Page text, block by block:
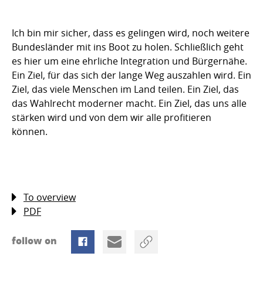
Ich bin mir sicher, dass es gelingen wird, noch weitere
Bundesländer mit ins Boot zu holen. Schließlich geht
es hier um eine ehrliche Integration und Bürgernähe.
Ein Ziel, für das sich der lange Weg auszahlen wird. Ein
Ziel, das viele Menschen im Land teilen. Ein Ziel, das
das Wahlrecht moderner macht. Ein Ziel, das uns alle
stärken wird und von dem wir alle profitieren
können.
To overview
PDF
follow on